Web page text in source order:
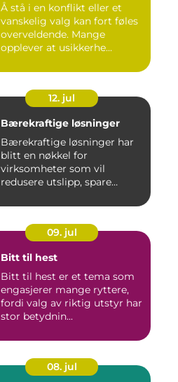
Å stå i en konflikt eller et
vanskelig valg kan fort føles
overveldende. Mange
opplever at usikkerhe...
12. jul
Bærekraftige løsninger
Bærekraftige løsninger har
blitt en nøkkel for
virksomheter som vil
redusere utslipp, spare
09. jul
Bitt til hest
Bitt til hest er et tema som
engasjerer mange ryttere,
fordi valg av riktig utstyr har
stor betydnin...
08. jul